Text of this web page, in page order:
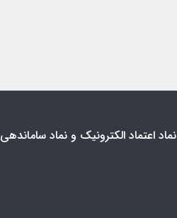
نماد اعتماد الکترونیک و نماد ساماندهی